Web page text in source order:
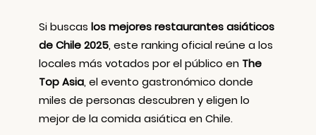
Si buscas los mejores restaurantes asiáticos
de Chile 2025, este ranking oficial reúne a los
locales más votados por el público en The
Top Asia, el evento gastronómico donde
miles de personas descubren y eligen lo
mejor de la comida asiática en Chile.